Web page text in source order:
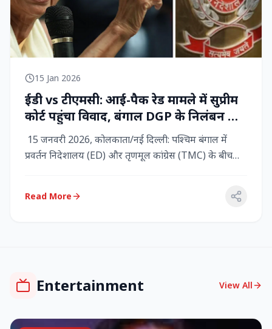
15 Jan 2026
ईडी vs टीएमसी: आई-पैक रेड मामले में सुप्रीम
कोर्ट पहुंचा विवाद, बंगाल DGP के निलंबन की
मांग, कलकत्ता हाईकोर्ट में CBI छापेमारी
15 जनवरी 2026, कोलकाता/नई दिल्ली: पश्चिम बंगाल में
प्रवर्तन निदेशालय (ED) और तृणमूल कांग्रेस (TMC) के बीच
Read More
Entertainment View All